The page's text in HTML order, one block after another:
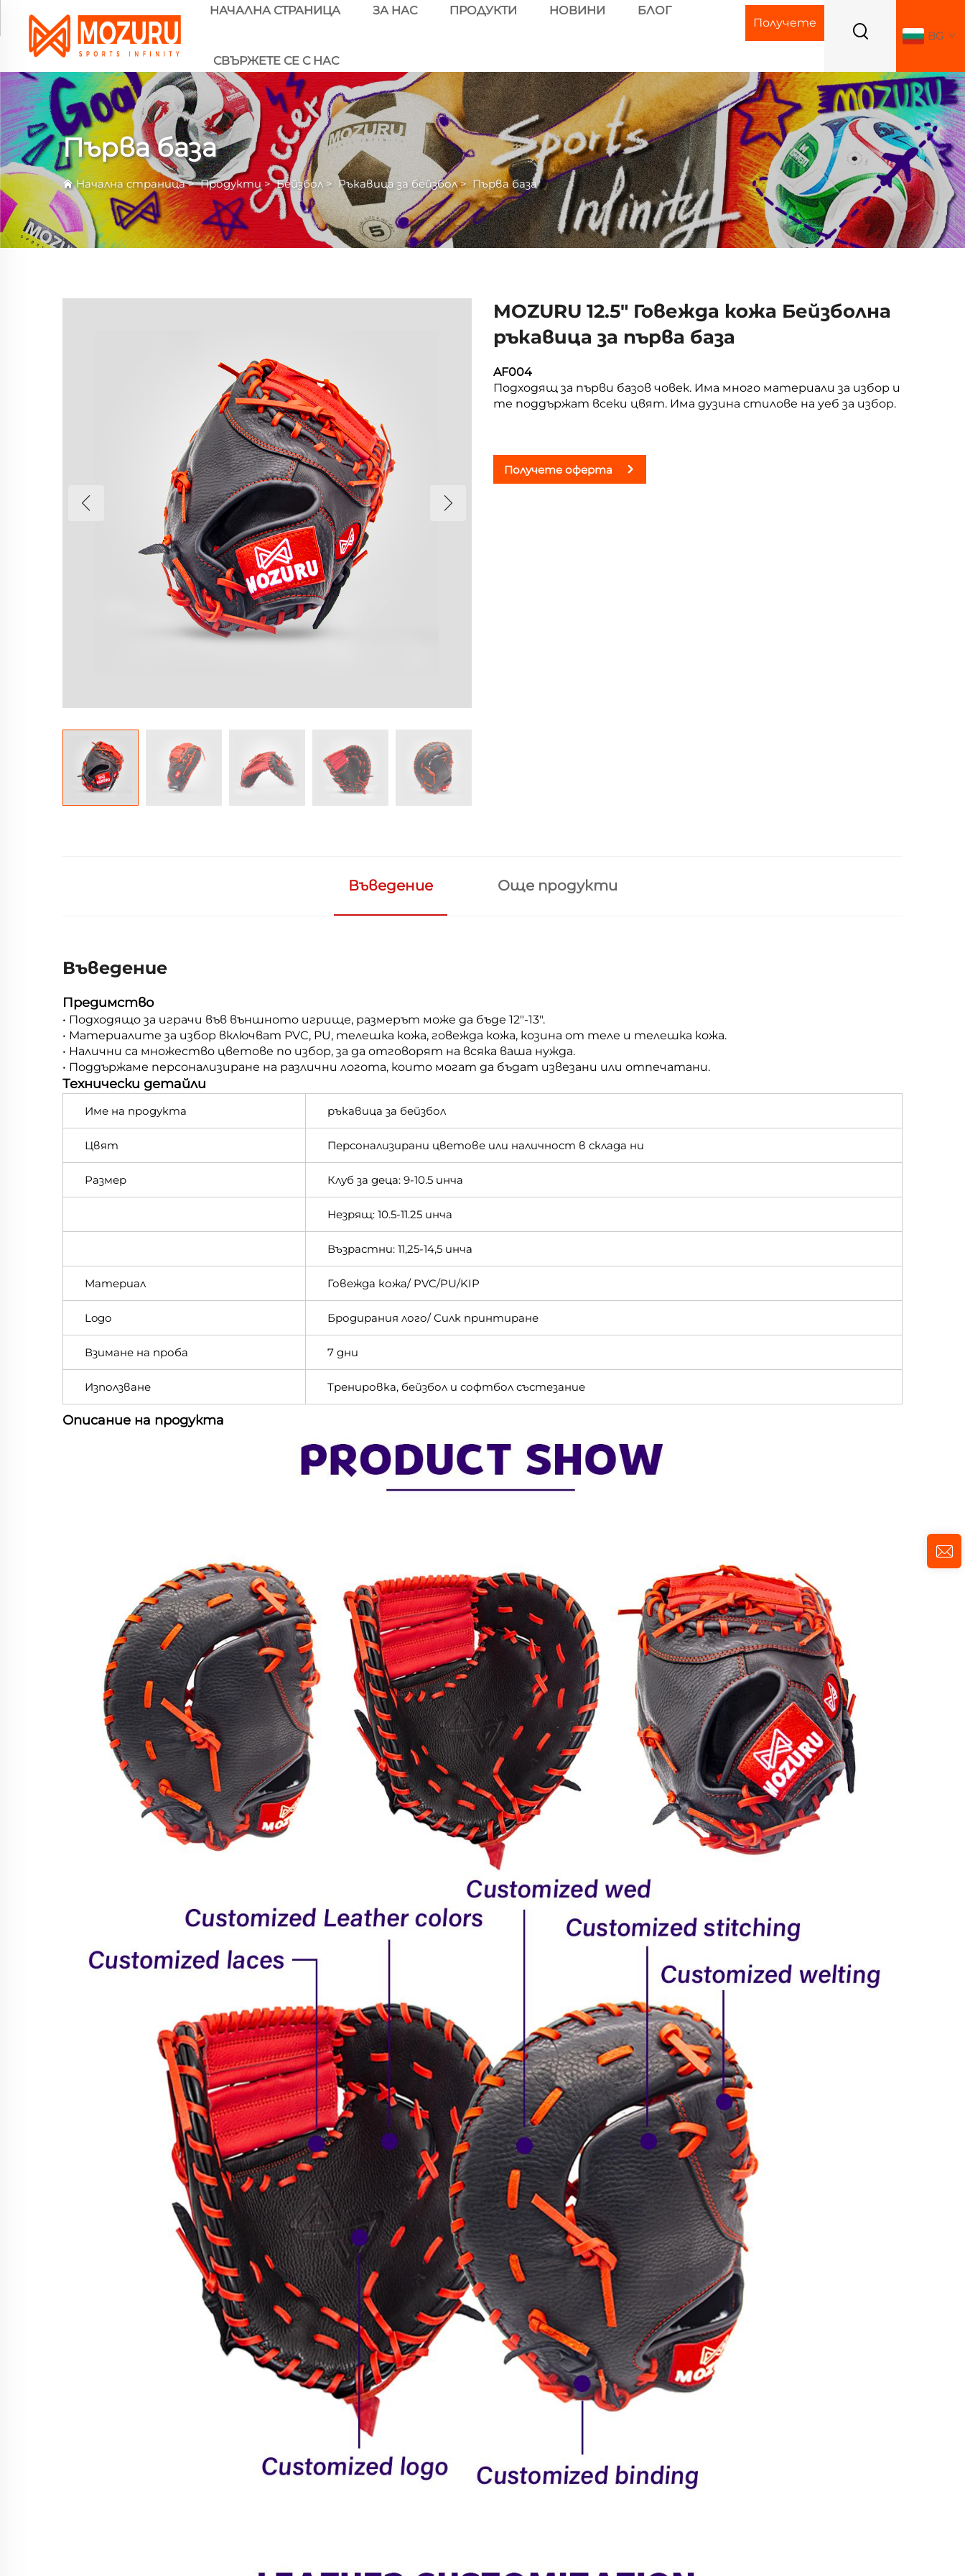
НАЧАЛНА СТРАНИЦА ЗА НАС ПРОДУКТИ НОВИНИ БЛОГ
СВЪРЖЕТЕ СЕ С НАС
Получете
BG
Първа база
Начална страница>Продукти>Бейзбол> Ръкавица за бейзбол>Първа база
MOZURU 12.5" Говежда кожа Бейзболна
ръкавица за първа база
AF004
Подходящ за първи базов човек. Има много материали за избор и
те поддържат всеки цвят. Има дузина стилове на уеб за избор.
Получете оферта
Въведение Още продукти
Въведение
Предимство
• Подходящо за играчи във външното игрище, размерът може да бъде 12"-13".
• Материалите за избор включват PVC, PU, телешка кожа, говежда кожа, козина от теле и телешка кожа.
• Налични са множество цветове по избор, за да отговорят на всяка ваша нужда.
• Поддържаме персонализиране на различни логота, които могат да бъдат извезани или отпечатани.
Технически детайли
Име на продукта ръкавица за бейзбол
Цвят Персонализирани цветове или наличност в склада ни
Размер Клуб за деца: 9-10.5 инча
Незрящ: 10.5-11.25 инча
Възрастни: 11,25-14,5 инча
Материал Говежда кожа/ PVC/PU/KIP
Logo Бродирания лого/ Силк принтиране
Взимане на проба 7 дни
Използване Тренировка, бейзбол и софтбол състезание
Описание на продукта